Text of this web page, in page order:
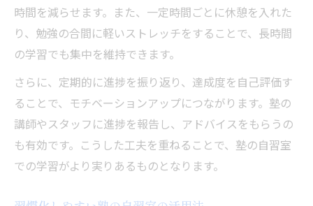
時間を減らせます。また、一定時間ごとに休憩を入れた
り、勉強の合間に軽いストレッチをすることで、長時間
の学習でも集中を維持できます。
さらに、定期的に進捗を振り返り、達成度を自己評価す
ることで、モチベーションアップにつながります。塾の
講師やスタッフに進捗を報告し、アドバイスをもらうの
も有効です。こうした工夫を重ねることで、塾の自習室
での学習がより実りあるものとなります。